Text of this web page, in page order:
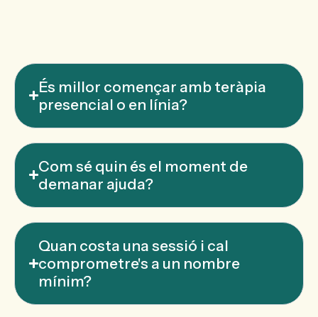
És millor començar amb teràpia
presencial o en línia?
Com sé quin és el moment de
demanar ajuda?
Quan costa una sessió i cal
comprometre's a un nombre
mínim?